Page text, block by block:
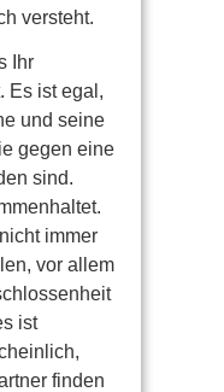
versteht.
Ihr
Es ist egal,
und seine
gegen eine
sind.
immer
vor allem
ist
finden